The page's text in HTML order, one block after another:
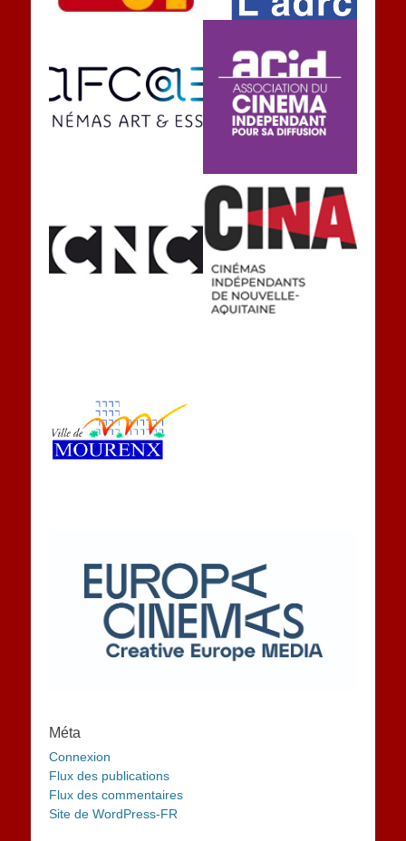
Méta
Connexion
Flux des publications
Flux des commentaires
Site de WordPress-FR